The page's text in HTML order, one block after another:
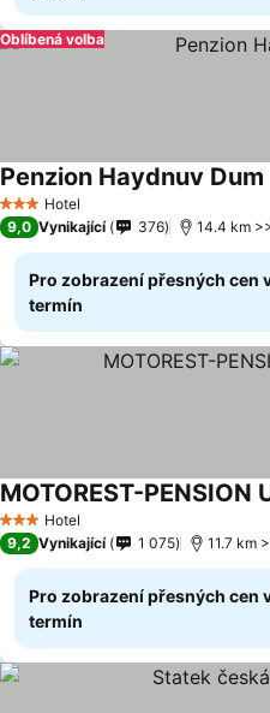
Oblíbená volba
3 Počet hvězdiček
Hotel
Penzion Haydnuv Dum
9,0 Vynikající 376 14.4 km
Pro zobrazení přesných cen
termín
3 Počet hvězdiček
Hotel
MOTOREST-PENSION
9,2 Vynikající 1 075 11.7 km
Pro zobrazení přesných cen
termín